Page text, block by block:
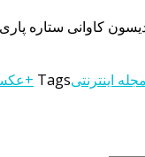
به ثمر رساندن ۱۵ گل بالاتر از کریستیانو
مجله اینترنتیTags